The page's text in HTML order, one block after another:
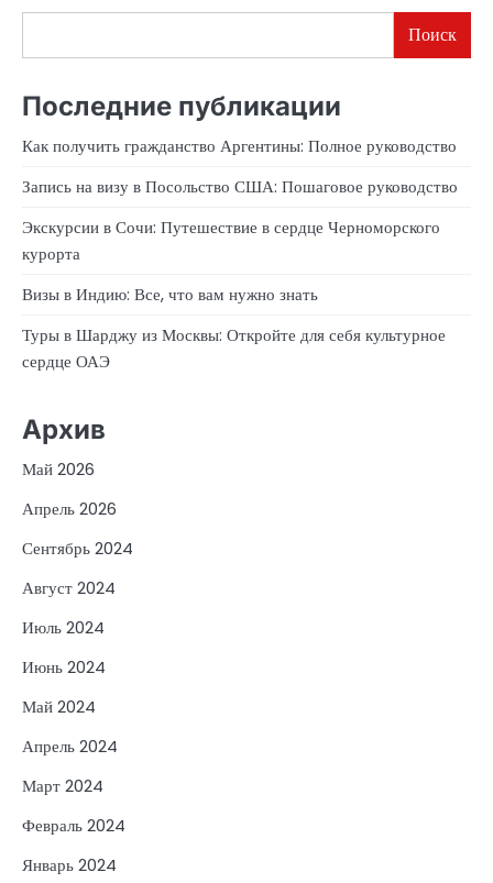
Поиск
Последние публикации
Как получить гражданство Аргентины: Полное руководство
Запись на визу в Посольство США: Пошаговое руководство
Экскурсии в Сочи: Путешествие в сердце Черноморского
курорта
Визы в Индию: Все, что вам нужно знать
Туры в Шарджу из Москвы: Откройте для себя культурное
сердце ОАЭ
Архив
Май 2026
Апрель 2026
Сентябрь 2024
Август 2024
Июль 2024
Июнь 2024
Май 2024
Апрель 2024
Март 2024
Февраль 2024
Январь 2024